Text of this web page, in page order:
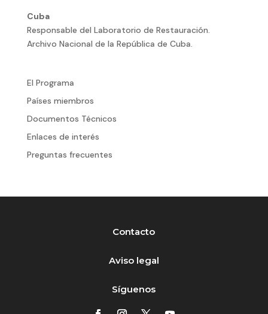
Cuba
Responsable del Laboratorio de Restauración.
Archivo Nacional de la República de Cuba.
El Programa
Países miembros
Documentos Técnicos
Enlaces de interés
Preguntas frecuentes
Contacto
Aviso legal
Síguenos